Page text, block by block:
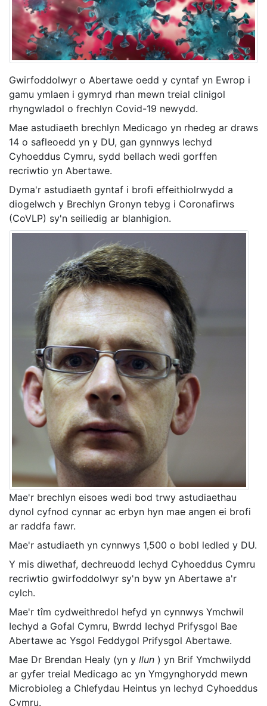
Gwirfoddolwyr o Abertawe oedd y cyntaf yn Ewrop i
gamu ymlaen i gymryd rhan mewn treial clinigol
rhyngwladol o frechlyn Covid-19 newydd.
Mae astudiaeth brechlyn Medicago yn rhedeg ar draws
14 o safleoedd yn y DU, gan gynnwys Iechyd
Cyhoeddus Cymru, sydd bellach wedi gorffen
recriwtio yn Abertawe.
Dyma'r astudiaeth gyntaf i brofi effeithiolrwydd a
diogelwch y Brechlyn Gronyn tebyg i Coronafirws
(CoVLP) sy'n seiliedig ar blanhigion.
Mae'r brechlyn eisoes wedi bod trwy astudiaethau
dynol cyfnod cynnar ac erbyn hyn mae angen ei brofi
ar raddfa fawr.
Mae'r astudiaeth yn cynnwys 1,500 o bobl ledled y DU.
Y mis diwethaf, dechreuodd Iechyd Cyhoeddus Cymru
recriwtio gwirfoddolwyr sy'n byw yn Abertawe a'r
cylch.
Mae'r tîm cydweithredol hefyd yn cynnwys Ymchwil
Iechyd a Gofal Cymru, Bwrdd Iechyd Prifysgol Bae
Abertawe ac Ysgol Feddygol Prifysgol Abertawe.
Mae Dr Brendan Healy (yn y llun ) yn Brif Ymchwilydd
ar gyfer treial Medicago ac yn Ymgynghorydd mewn
Microbioleg a Chlefydau Heintus yn Iechyd Cyhoeddus
Cymru.